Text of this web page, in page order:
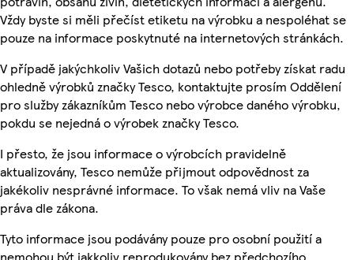
Vždy byste si měli přečíst etiketu na výrobku a nespoléhat se
pouze na informace poskytnuté na internetových stránkách.
V případě jakýchkoliv Vašich dotazů nebo potřeby získat radu
ohledně výrobků značky Tesco, kontaktujte prosím Oddělení
pro služby zákazníkům Tesco nebo výrobce daného výrobku,
pokdu se nejedná o výrobek značky Tesco.
I přesto, že jsou informace o výrobcích pravidelně
aktualizovány, Tesco nemůže přijmout odpovědnost za
jakékoliv nesprávné informace. To však nemá vliv na Vaše
práva dle zákona.
Tyto informace jsou podávány pouze pro osobní použití a